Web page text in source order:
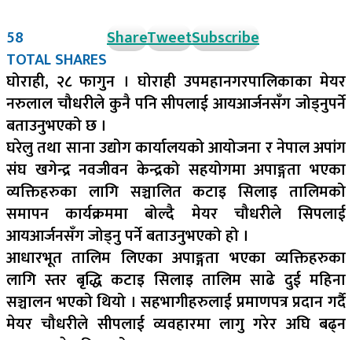
58
TOTAL SHARES
ShareTweetSubscribe
घोराही, २८ फागुन । घोराही उपमहानगरपालिकाका मेयर
नरुलाल चौधरीले कुनै पनि सीपलाई आयआर्जनसँग जोड्नुपर्ने
बताउनुभएको छ ।
घरेलु तथा साना उद्योग कार्यालयको आयोजना र नेपाल अपांग
संघ खगेन्द्र नवजीवन केन्द्रको सहयोगमा अपाङ्गता भएका
व्यक्तिहरुका लागि सञ्चालित कटाइ सिलाइ तालिमको
समापन कार्यक्रममा बोल्दै मेयर चौधरीले सिपलाई
आयआर्जनसँग जोड्नु पर्ने बताउनुभएको हो ।
आधारभूत तालिम लिएका अपाङ्गता भएका व्यक्तिहरुका
लागि स्तर बृद्धि कटाइ सिलाइ तालिम साढे दुई महिना
सञ्चालन भएको थियो । सहभागीहरुलाई प्रमाणपत्र प्रदान गर्दै
मेयर चौधरीले सीपलाई व्यवहारमा लागु गरेर अघि बढ्न